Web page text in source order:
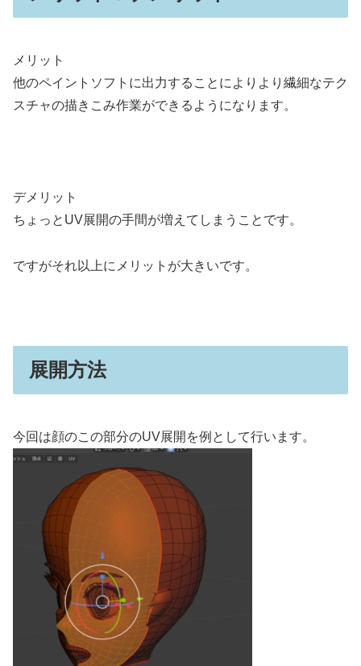
メリット
他のペイントソフトに出力することによりより繊細なテク
スチャの描きこみ作業ができるようになります。
デメリット
ちょっとUV展開の手間が増えてしまうことです。
ですがそれ以上にメリットが大きいです。
展開方法
今回は顔のこの部分のUV展開を例として行います。